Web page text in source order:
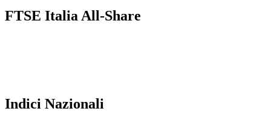
FTSE Italia All-Share
Indici Nazionali